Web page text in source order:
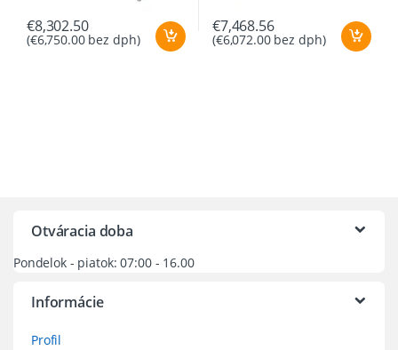
€8,302.50
(€6,750.00bez dph)
€7,468.56
(€6,072.00bez dph)
Otváracia doba
Pondelok - piatok: 07:00 - 16.00
Informácie
Profil